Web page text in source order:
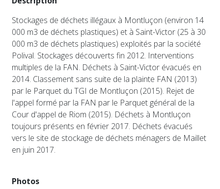
Stockages de déchets illégaux à Montluçon (environ 14
000 m3 de déchets plastiques) et à Saint-Victor (25 à 30
000 m3 de déchets plastiques) exploités par la société
Polival. Stockages découverts fin 2012. Interventions
multiples de la FAN. Déchets à Saint-Victor évacués en
2014. Classement sans suite de la plainte FAN (2013)
par le Parquet du TGI de Montluçon (2015). Rejet de
l'appel formé par la FAN par le Parquet général de la
Cour d'appel de Riom (2015). Déchets à Montluçon
toujours présents en février 2017. Déchets évacués
vers le site de stockage de déchets ménagers de Maillet
en juin 2017.
Photos